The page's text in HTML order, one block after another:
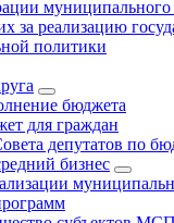
муниципального
за реализацию
политики
бюджета
для граждан
депутатов по
бизнес